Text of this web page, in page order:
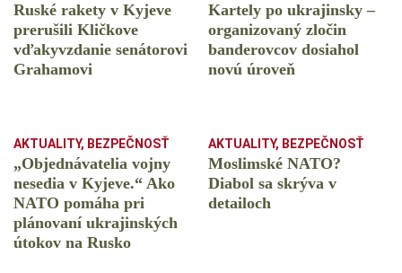
Ruské rakety v Kyjeve
prerušili Kličkove
vďakyvzdanie senátorovi
Grahamovi
Kartely po ukrajinsky –
organizovaný zločin
banderovcov dosiahol
novú úroveň
AKTUALITY, BEZPEČNOSŤ
„Objednávatelia vojny
nesedia v Kyjeve.“ Ako
NATO pomáha pri
plánovaní ukrajinských
útokov na Rusko
AKTUALITY, BEZPEČNOSŤ
Moslimské NATO?
Diabol sa skrýva v
detailoch